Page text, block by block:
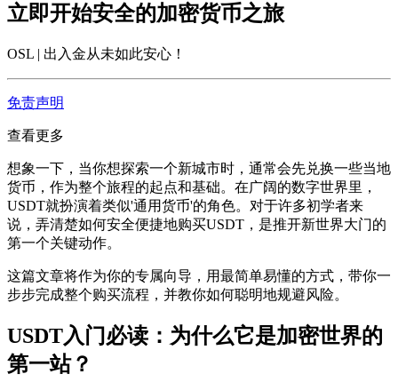
立即开始安全的加密货币之旅
OSL | 出入金从未如此安心 ！
免责声明
查看更多
想象一下，当你想探索一个新城市时，通常会先兑换一些当地
货币，作为整个旅程的起点和基础。在广阔的数字世界里，
USDT就扮演着类似'通用货币'的角色。对于许多初学者来
说，弄清楚如何安全便捷地购买USDT，是推开新世界大门的
第一个关键动作。
这篇文章将作为你的专属向导，用最简单易懂的方式，带你一
步步完成整个购买流程，并教你如何聪明地规避风险。
USDT入门必读：为什么它是加密世界的
第一站？